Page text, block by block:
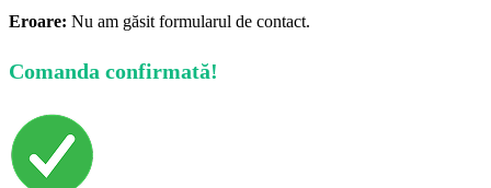
Eroare: Nu am găsit formularul de contact.
Comanda confirmată!